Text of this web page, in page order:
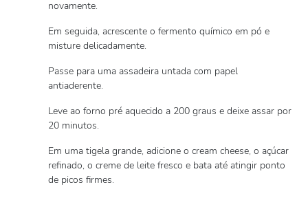
novamente.
Em seguida, acrescente o fermento químico em pó e
misture delicadamente.
Passe para uma assadeira untada com papel
antiaderente.
Leve ao forno pré aquecido a 200 graus e deixe assar por
20 minutos.
Em uma tigela grande, adicione o cream cheese, o açúcar
refinado, o creme de leite fresco e bata até atingir ponto
de picos firmes.